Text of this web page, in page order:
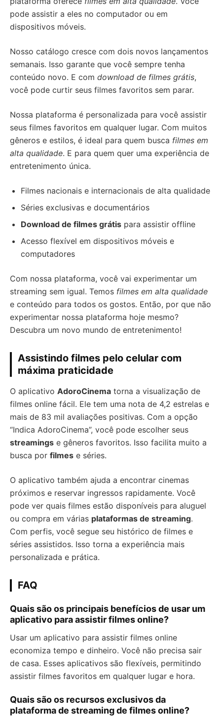
pode assistir a eles no computador ou em
dispositivos móveis.
Nosso catálogo cresce com dois novos lançamentos
semanais. Isso garante que você sempre tenha
conteúdo novo. E com download de filmes grátis,
você pode curtir seus filmes favoritos sem parar.
Nossa plataforma é personalizada para você assistir
seus filmes favoritos em qualquer lugar. Com muitos
gêneros e estilos, é ideal para quem busca filmes em
alta qualidade. E para quem quer uma experiência de
entretenimento única.
Filmes nacionais e internacionais de alta qualidade
Séries exclusivas e documentários
Download de filmes grátis para assistir offline
Acesso flexível em dispositivos móveis e
computadores
Com nossa plataforma, você vai experimentar um
streaming sem igual. Temos filmes em alta qualidade
e conteúdo para todos os gostos. Então, por que não
experimentar nossa plataforma hoje mesmo?
Descubra um novo mundo de entretenimento!
Assistindo filmes pelo celular com
máxima praticidade
O aplicativo AdoroCinema torna a visualização de
filmes online fácil. Ele tem uma nota de 4,2 estrelas e
mais de 83 mil avaliações positivas. Com a opção
“Indica AdoroCinema”, você pode escolher seus
streamings e gêneros favoritos. Isso facilita muito a
busca por filmes e séries.
O aplicativo também ajuda a encontrar cinemas
próximos e reservar ingressos rapidamente. Você
pode ver quais filmes estão disponíveis para aluguel
ou compra em várias plataformas de streaming.
Com perfis, você segue seu histórico de filmes e
séries assistidos. Isso torna a experiência mais
personalizada e prática.
FAQ
Quais são os principais benefícios de usar um
aplicativo para assistir filmes online?
Usar um aplicativo para assistir filmes online
economiza tempo e dinheiro. Você não precisa sair
de casa. Esses aplicativos são flexíveis, permitindo
assistir filmes favoritos em qualquer lugar e hora.
Quais são os recursos exclusivos da
plataforma de streaming de filmes online?